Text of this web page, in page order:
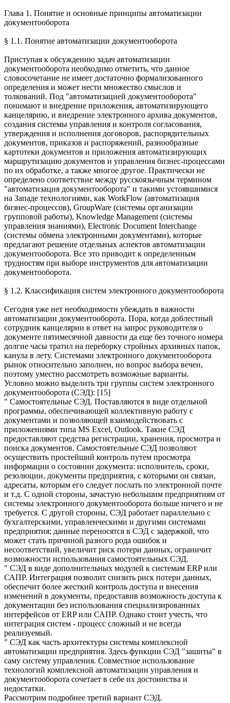
Глава 1. Понятие и основные принципы автоматизации
документооборота
§ 1.1. Понятие автоматизации документооборота
Приступая к обсуждению задач автоматизации
документооборота необходимо отметить, что данное
словосочетание не имеет достаточно формализованного
определения и может нести множество смыслов и
толкований. Под "автоматизацией документооборота"
понимают и внедрение приложения, автоматизирующего
канцелярию, и внедрение электронного архива документов,
создания системы управления и контроля согласования,
утверждения и исполнения договоров, распорядительных
документов, приказов и распоряжений, разнообразные
картотеки документов и приложения автоматизирующих
маршрутизацию документов и управления бизнес-процессами
по их обработке, а также многое другое. Практически не
определено соответствие между русскоязычным термином
"автоматизация документооборота" и такими устоявшимися
на Западе технологиями, как WorkFlow (автоматизация
бизнес-процессов), GroupWare (системы организации
групповой работы), Knowledge Management (системы
управления знаниями), Electronic Document Interchange
(системы обмена электронными документами), которые
предлагают решение отдельных аспектов автоматизации
документооборота. Все это приводит к определенным
трудностям при выборе инструментов для автоматизации
документооборота.
§ 1.2. Классификация систем электронного документооборота
Сегодня уже нет необходимости убеждать в важности
автоматизации документооборота. Пора, когда доблестный
сотрудник канцелярии в ответ на запрос руководителя о
документе пятимесячной давности да еще без точного номера
долгие часы тратил на переборку стройных архивных папок,
канула в лету. Системами электронного документооборота
рынок относительно заполнен, но вопрос выбора вечен,
поэтому уместно рассмотреть возможные варианты.
Условно можно выделить три группы систем электронного
документооборота (СЭД): [15]
" Самостоятельные СЭД. Поставляются в виде отдельной
программы, обеспечивающей коллективную работу с
документами и позволяющей взаимодействовать с
приложениями типа MS Excel, Outlook. Такие СЭД
предоставляют средства регистрации, хранения, просмотра и
поиска документов. Самостоятельные СЭД позволяют
осуществить простейший контроль путем просмотра
информации о состоянии документа: исполнитель, сроки,
резолюции, документы предприятия, с которыми он связан,
адресаты, которым его следует послать по электронной почте
и т.д. С одной стороны, зачастую небольшим предприятиям от
системы электронного документооборота больше ничего и не
требуется. С другой стороны, СЭД работает параллельно с
бухгалтерскими, управленческими и другими системами
предприятия; данные переносятся в СЭД с задержкой, что
может стать причиной разного рода ошибок и
несоответствий, увеличит риск потери данных, ограничит
возможности использования самостоятельных СЭД.
" СЭД в виде дополнительных модулей к системам ERP или
САПР. Интеграция позволит снизить риск потери данных,
обеспечит более жесткий контроль доступа и внесения
изменений в документы, предоставив возможность доступа к
документации без использования специализированных
интерфейсов от ERP или САПР. Однако стоит учесть, что
интеграция систем - процесс сложный и не всегда
реализуемый.
" СЭД как часть архитектуры системы комплексной
автоматизации предприятия. Здесь функции СЭД "зашиты" в
саму систему управления. Совместное использование
технологий комплексной автоматизации управления и
документооборота сочетает в себе их достоинства и
недостатки.
Рассмотрим подробнее третий вариант СЭД.